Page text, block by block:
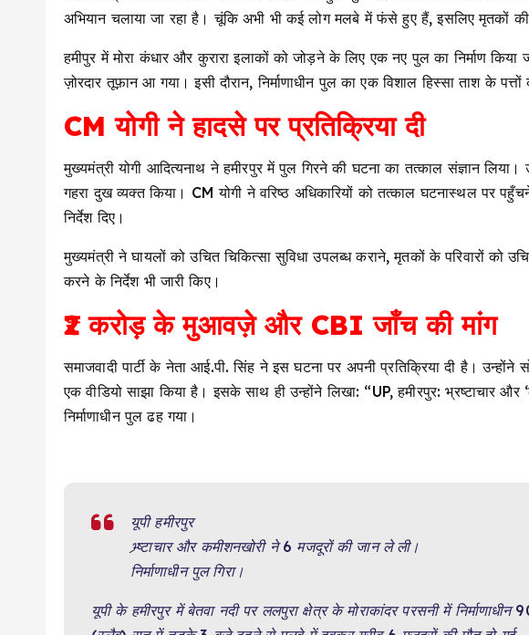
अभियान चलाया जा रहा है। चूंकि अभी भी कई लोग मलबे में फंसे हुए हैं, इसलिए मृतकों
हमीपुर में मोरा कंधार और कुरारा इलाकों को जोड़ने के लिए एक नए पुल का निर्माण
ज़ोरदार तूफ़ान आ गया। इसी दौरान, निर्माणाधीन पुल का एक विशाल हिस्सा ताश के
CM योगी ने हादसे पर प्रतिक्रिया दी
मुख्यमंत्री योगी आदित्यनाथ ने हमीरपुर में पुल गिरने की घटना का तत्काल संज्ञान लिया।
गहरा दुख व्यक्त किया। CM योगी ने वरिष्ठ अधिकारियों को तत्काल घटनास्थल पर
निर्देश दिए।
मुख्यमंत्री ने घायलों को उचित चिकित्सा सुविधा उपलब्ध कराने, मृतकों के परिवारों को
करने के निर्देश भी जारी किए।
₹2 करोड़ के मुआवज़े और CBI जाँच की मांग
समाजवादी पार्टी के नेता आई.पी. सिंह ने इस घटना पर अपनी प्रतिक्रिया दी है। उन्होंने
एक वीडियो साझा किया है। इसके साथ ही उन्होंने लिखा: “UP, हमीरपुर: भ्रष्टाचार
निर्माणाधीन पुल ढह गया।
यूपी हमीरपुर
भ्र्ष्टाचार और कमीशनखोरी ने 6 मजदूरों की जान ले ली।
निर्माणाधीन पुल गिरा।
यूपी के हमीरपुर में बेतवा नदी पर ललपुरा क्षेत्र के मोराकांदर परसनी में